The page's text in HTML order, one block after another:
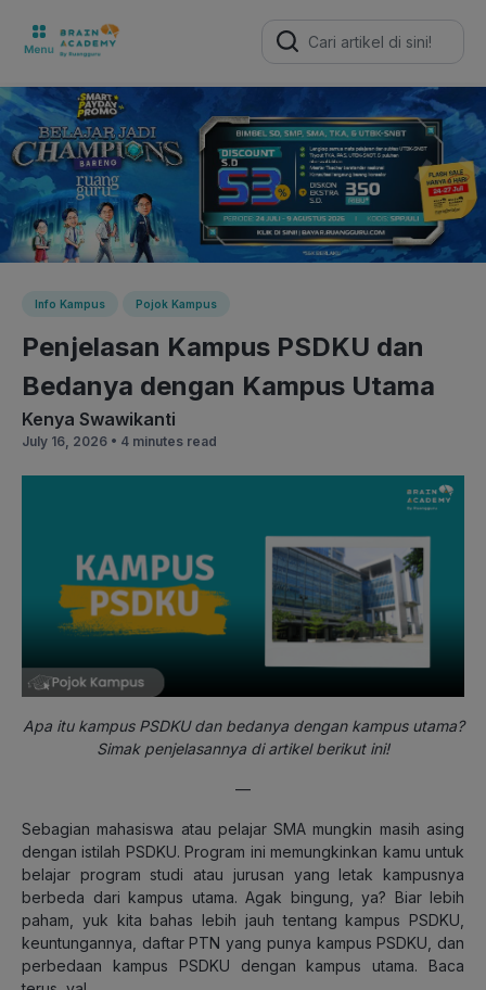
Search
for:
Info Kampus Pojok Kampus
Penjelasan Kampus PSDKU dan
Bedanya dengan Kampus Utama
Kenya Swawikanti
July 16, 2026 • 4 minutes read
Apa itu kampus PSDKU dan bedanya dengan kampus utama?
Simak penjelasannya di artikel berikut ini!
—
Sebagian mahasiswa atau pelajar SMA mungkin masih asing
dengan istilah PSDKU. Program ini memungkinkan kamu untuk
belajar program studi atau jurusan yang letak kampusnya
berbeda dari kampus utama. Agak bingung, ya? Biar lebih
paham, yuk kita bahas lebih jauh tentang kampus PSDKU,
keuntungannya, daftar PTN yang punya kampus PSDKU, dan
perbedaan kampus PSDKU dengan kampus utama. Baca